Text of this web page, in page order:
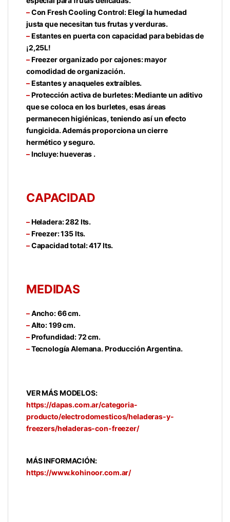
–Con Fresh Cooling Control: Elegí la humedad
justa que necesitan tus frutas y verduras.
–Estantes en puerta con capacidad para bebidas de
¡2,25L!
–Freezer organizado por cajones: mayor
comodidad de organización.
–Estantes y anaqueles extraíbles.
–Protección activa de burletes: Mediante un aditivo
que se coloca en los burletes, esas áreas
permanecen higiénicas, teniendo así un efecto
fungicida. Además proporciona un cierre
hermético y seguro.
–Incluye: hueveras .
CAPACIDAD
–Heladera: 282 lts.
–Freezer: 135 lts.
–Capacidad total: 417 lts.
MEDIDAS
–Ancho: 66 cm.
–Alto: 199 cm.
–Profundidad: 72 cm.
–Tecnología Alemana. Producción Argentina.
VER MÁS MODELOS:
https://dapas.com.ar/categoria-
producto/electrodomesticos/heladeras-y-
freezers/heladeras-con-freezer/
MÁS INFORMACIÓN:
https://www.kohinoor.com.ar/